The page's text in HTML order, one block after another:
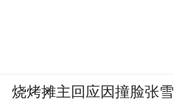
烧烤摊主回应因撞脸张